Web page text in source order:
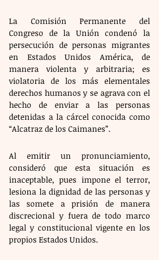
La Comisión Permanente del
Congreso de la Unión condenó la
persecución de personas migrantes
en Estados Unidos América, de
manera violenta y arbitraria; es
violatoria de los más elementales
derechos humanos y se agrava con el
hecho de enviar a las personas
detenidas a la cárcel conocida como
“Alcatraz de los Caimanes”.
Al emitir un pronunciamiento,
consideró que esta situación es
inaceptable, pues impone el terror,
lesiona la dignidad de las personas y
las somete a prisión de manera
discrecional y fuera de todo marco
legal y constitucional vigente en los
propios Estados Unidos.